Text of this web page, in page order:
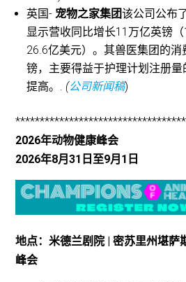
英国-宠物之家集团该公司公布
显示营收同比增长11万亿英镑
26.6亿美元）。其兽医集团的
镑，主要得益于护理计划注册
提高。. (公司新闻稿)
2026年动物健康峰会
2026年8月31日至9月1日
地点：米德兰剧院 | 密苏里州堪萨
峰会